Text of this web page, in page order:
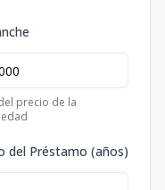
precio de la
del Préstamo (años)